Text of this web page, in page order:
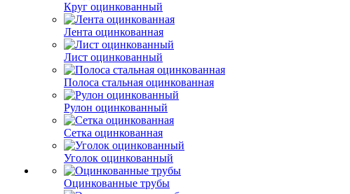
Круг оцинкованный
Лента оцинкованная
Лист оцинкованный
Полоса стальная оцинкованная
Рулон оцинкованный
Сетка оцинкованная
Уголок оцинкованный
Оцинкованные трубы